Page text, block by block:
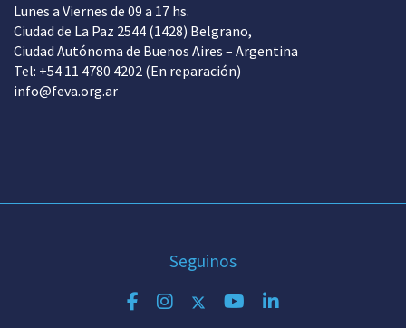
Lunes a Viernes de 09 a 17 hs.
Ciudad de La Paz 2544 (1428) Belgrano,
Ciudad Autónoma de Buenos Aires – Argentina
Tel: +54 11 4780 4202 (En reparación)
info@feva.org.ar
Seguinos